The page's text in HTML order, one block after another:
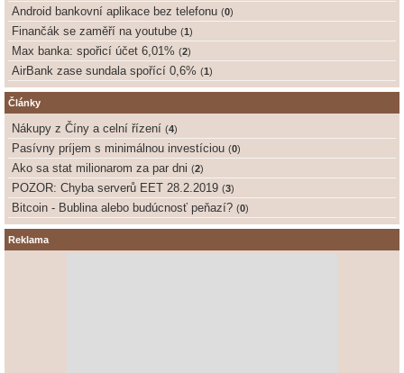
Android bankovní aplikace bez telefonu (0)
Finančák se zaměří na youtube (1 )
Max banka: spořicí účet 6,01% (2)
AirBank zase sundala spořící 0,6% (1 )
Články
Nákupy z Číny a celní řízení (4)
Pasívny príjem s minimálnou investíciou (0)
Ako sa stat milionarom za par dni (2)
POZOR: Chyba serverů EET 28.2.2019 (3)
Bitcoin - Bublina alebo budúcnosť peňazí? (0)
Reklama